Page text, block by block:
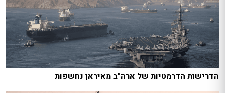
הדרישות הדרמטיות של ארה"ב מאיראן נחשפות